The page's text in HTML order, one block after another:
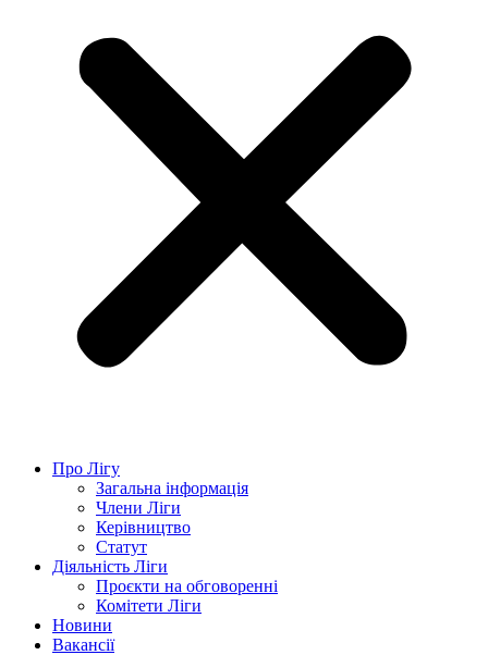
Про Лігу
Загальна інформація
Члени Ліги
Керівництво
Статут
Діяльність Ліги
Проєкти на обговоренні
Комітети Ліги
Новини
Вакансії